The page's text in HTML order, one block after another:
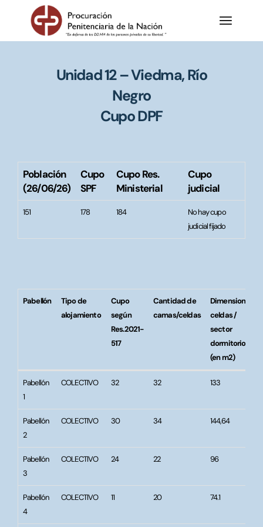
Unidad 12 – Viedma, Río
Negro
Cupo DPF
Población
(26/06/26)
Cupo
SPF
Cupo Res.
Ministerial
Cupo
judicial
151 178 184
No hay cupo
judicial fijado
Pabellón
Tipo de
alojamiento
Cupo
según
Res.2021-
517
Cantidad de
camas/celdas
Dimensiones
celdas /
sector
dormitorio
(en m2)
Pabellón
Tipo de
Cupo
517
Cantidad de
Dimensiones
dormitorio
Pabellón
1
COLECTIVO 32 32 133
Pabellón
2
COLECTIVO 30 34 144,64
Pabellón
3
COLECTIVO 24 22 96
Pabellón
4
COLECTIVO 11 20 74.1